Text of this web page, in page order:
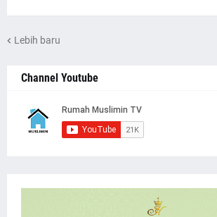
Lebih baru
Channel Youtube